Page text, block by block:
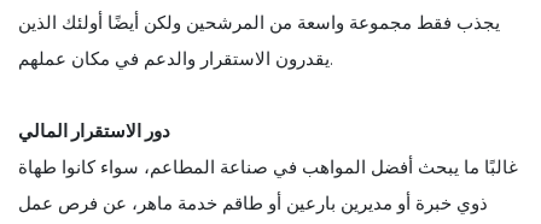
يجذب فقط مجموعة واسعة من المرشحين ولكن أيضًا أولئك الذين
يقدرون الاستقرار والدعم في مكان عملهم.
دور الاستقرار المالي
غالبًا ما يبحث أفضل المواهب في صناعة المطاعم، سواء كانوا طهاة
ذوي خبرة أو مديرين بارعين أو طاقم خدمة ماهر، عن فرص عمل